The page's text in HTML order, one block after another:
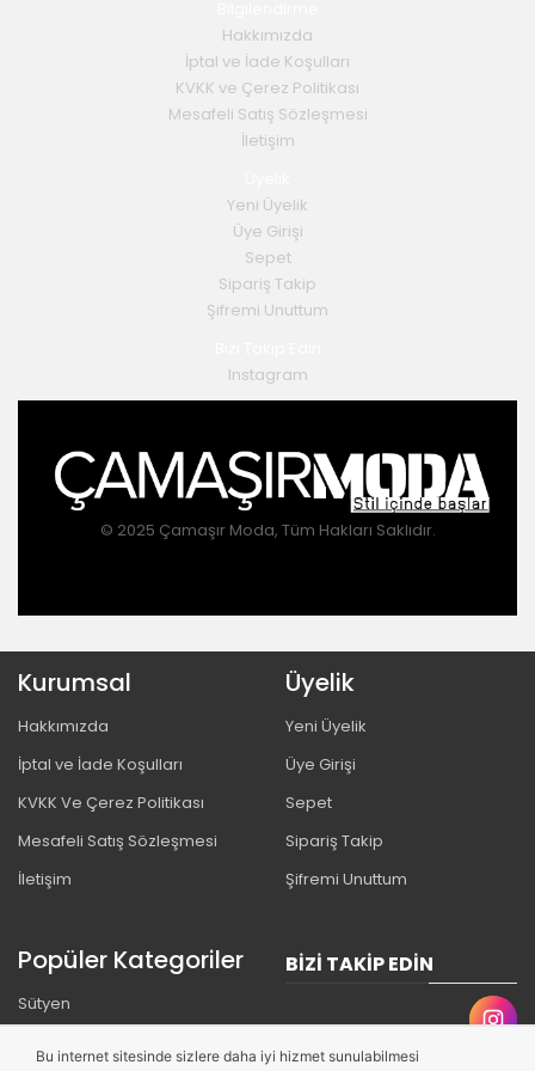
Hakkımızda
İptal ve İade Koşulları
KVKK ve Çerez Politikası
Mesafeli Satış Sözleşmesi
İletişim
Yeni Üyelik
Üye Girişi
Sepet
Sipariş Takip
Şifremi Unuttum
Instagram
© 2025 Çamaşır Moda, Tüm Hakları Saklıdır.
Kurumsal
Hakkımızda
İptal ve İade Koşulları
KVKK Ve Çerez Politikası
Mesafeli Satış Sözleşmesi
İletişim
Üyelik
Yeni Üyelik
Üye Girişi
Sepet
Sipariş Takip
Şifremi Unuttum
Popüler Kategoriler
Sütyen
BIZI TAKIP EDIN
Bu internet sitesinde sizlere daha iyi hizmet sunulabilmesi